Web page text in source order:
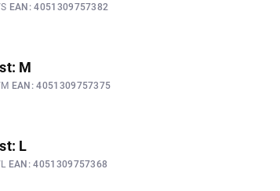
EAN: 4051309757382
M
EAN: 4051309757375
L
EAN: 4051309757368